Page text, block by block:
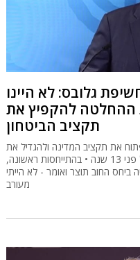
גלובס: לא היינו
ההחלטה להקפיץ את
תקציב הביטחון
את תקציב המדינה ולהגדיל את
תקציב הביטחון בעוד 400 מיליארד שקל על פני 13 שנה • בהתייחסות ראשונה,
ביחס החוב תוצר ואומר - לא הייתי
מעורב